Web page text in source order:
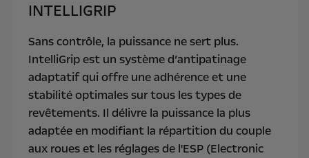
INTELLIGRIP
Sans contrôle, la puissance ne sert plus.
IntelliGrip est un système d’antipatinage
adaptatif qui offre une adhérence et une
stabilité optimales sur tous les types de
revêtements. Il délivre la puissance la plus
adaptée en modifiant la répartition du couple
aux roues et les réglages de l'ESP (Electronic